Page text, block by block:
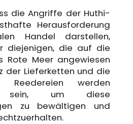
die Angriffe der Huthi-
Herausforderung
Handel darstellen,
diejenigen, die auf die
Rote Meer angewiesen
der Lieferketten und die
Reedereien werden
sein, um diese
zu bewältigen und